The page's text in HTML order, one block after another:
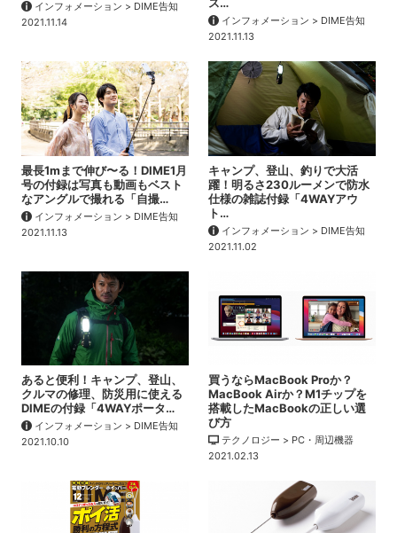
インフォメーション > DIME告知
2021.11.14
インフォメーション > DIME告知
2021.11.13
最長1mまで伸び〜る！DIME1月
号の付録は写真も動画もベスト
なアングルで撮れる「自撮…
インフォメーション > DIME告知
2021.11.13
キャンプ、登山、釣りで大活
躍！明るさ230ルーメンで防水
仕様の雑誌付録「4WAYアウ
ト…
インフォメーション > DIME告知
2021.11.02
あると便利！キャンプ、登山、
クルマの修理、防災用に使える
DIMEの付録「4WAYポータ…
インフォメーション > DIME告知
2021.10.10
買うならMacBook Proか？
MacBook Airか？M1チップを
搭載したMacBookの正しい選
び方
テクノロジー > PC・周辺機器
2021.02.13